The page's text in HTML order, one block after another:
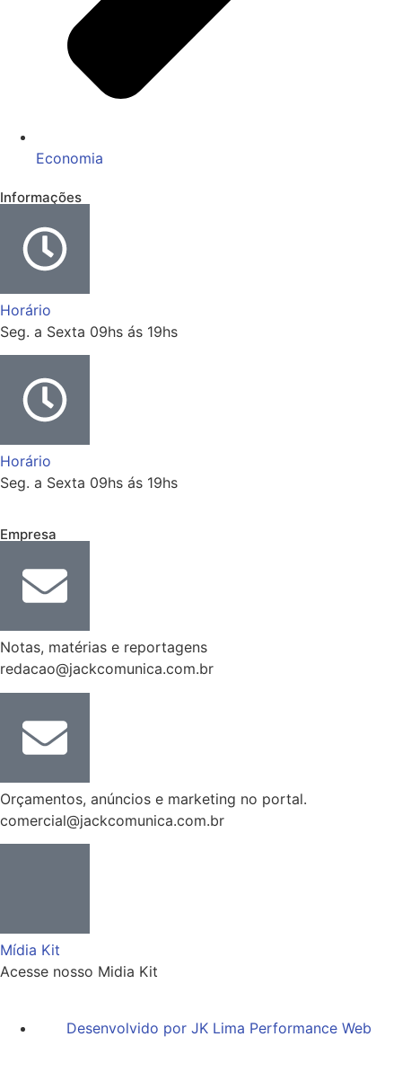
Economia
Informações
Horário
Seg. a Sexta 09hs ás 19hs
Horário
Seg. a Sexta 09hs ás 19hs
Empresa
Notas, matérias e reportagens
redacao@jackcomunica.com.br
Orçamentos, anúncios e marketing no portal.
comercial@jackcomunica.com.br
Mídia Kit
Acesse nosso Midia Kit
Desenvolvido por JK Lima Performance Web